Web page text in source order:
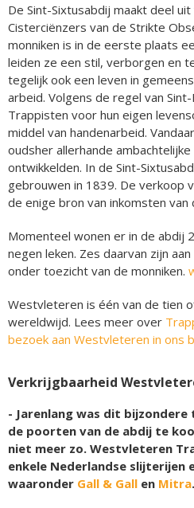
De Sint-Sixtusabdij maakt deel
Cisterciënzers van de Strikte
monniken is in de eerste plaats
leiden ze een stil, verborgen en
tegelijk ook een leven in
arbeid. Volgens de regel van
Trappisten voor hun eigen
middel van handenarbeid.
oudsher allerhande
ontwikkelden. In de Sint-
gebrouwen in 1839. De verkoop
de enige bron van inkomsten van
Momenteel wonen er in de abdij
negen leken. Zes daarvan zijn
onder toezicht van de monniken.
Westvleteren is één van de tien
wereldwijd. Lees meer over
bezoek aan Westvleteren in ons
Verkrijgbaarheid
- Jarenlang was dit
de poorten van de abdij te
niet meer zo. Westvleteren
enkele Nederlandse slijterijen
waaronder Gall & Gall en Mitra